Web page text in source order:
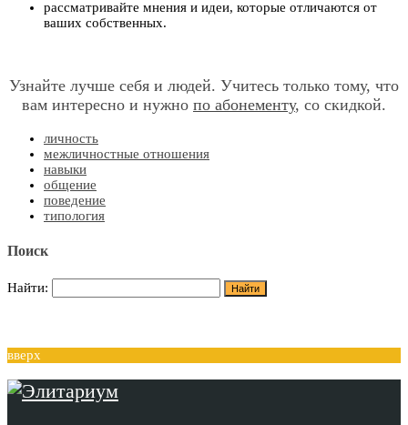
рассматривайте мнения и идеи, которые отличаются от
ваших собственных.
Узнайте лучше себя и людей. Учитесь только тому, что
вам интересно и нужно по абонементу, со скидкой.
личность
межличностные отношения
навыки
общение
поведение
типология
Поиск
Найти:
вверх